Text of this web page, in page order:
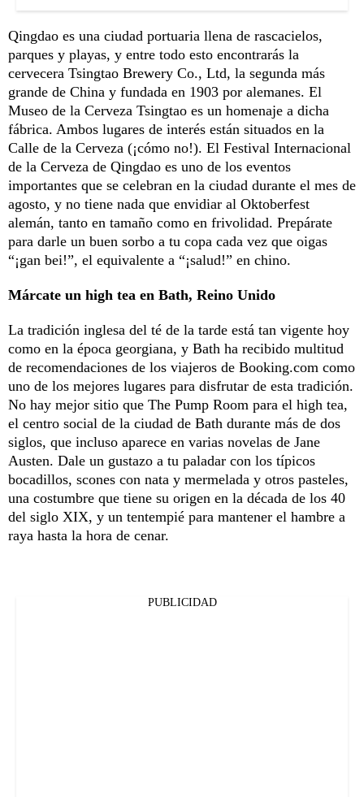
Qingdao es una ciudad portuaria llena de rascacielos,
parques y playas, y entre todo esto encontrarás la
cervecera Tsingtao Brewery Co., Ltd, la segunda más
grande de China y fundada en 1903 por alemanes. El
Museo de la Cerveza Tsingtao es un homenaje a dicha
fábrica. Ambos lugares de interés están situados en la
Calle de la Cerveza (¡cómo no!). El Festival Internacional
de la Cerveza de Qingdao es uno de los eventos
importantes que se celebran en la ciudad durante el mes de
agosto, y no tiene nada que envidiar al Oktoberfest
alemán, tanto en tamaño como en frivolidad. Prepárate
para darle un buen sorbo a tu copa cada vez que oigas
“¡gan bei!”, el equivalente a “¡salud!” en chino.
Márcate un high tea en Bath, Reino Unido
La tradición inglesa del té de la tarde está tan vigente hoy
como en la época georgiana, y Bath ha recibido multitud
de recomendaciones de los viajeros de Booking.com como
uno de los mejores lugares para disfrutar de esta tradición.
No hay mejor sitio que The Pump Room para el high tea,
el centro social de la ciudad de Bath durante más de dos
siglos, que incluso aparece en varias novelas de Jane
Austen. Dale un gustazo a tu paladar con los típicos
bocadillos, scones con nata y mermelada y otros pasteles,
una costumbre que tiene su origen en la década de los 40
del siglo XIX, y un tentempié para mantener el hambre a
raya hasta la hora de cenar.
PUBLICIDAD